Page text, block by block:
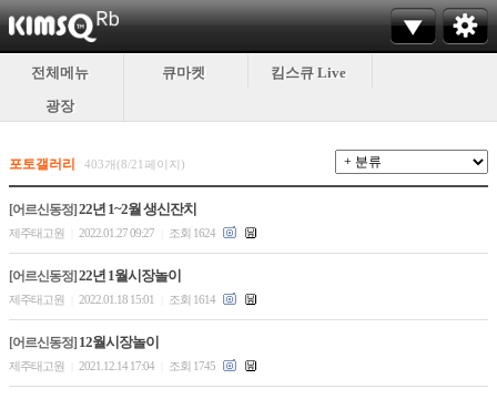
전체메뉴 큐마켓
킴스큐 Live
광장
포토갤러리 403개(8/21페이지)
[어르신동정] 22년 1~2월 생신잔치
제주태고원 2022.01.27 09:27 조회 1624
[어르신동정] 22년 1월시장놀이
제주태고원 2022.01.18 15:01 조회 1614
[어르신동정] 12월시장놀이
제주태고원 2021.12.14 17:04 조회 1745